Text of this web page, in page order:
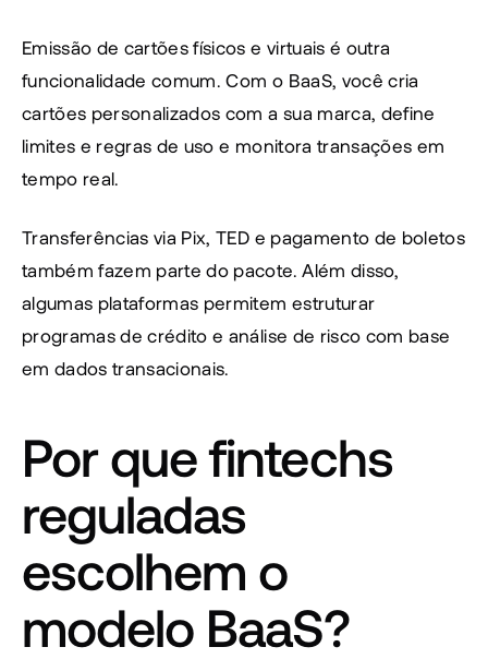
Emissão de cartões físicos e virtuais é outra
funcionalidade comum. Com o BaaS, você cria
cartões personalizados com a sua marca, define
limites e regras de uso e monitora transações em
tempo real.
Transferências via Pix, TED e pagamento de boletos
também fazem parte do pacote. Além disso,
algumas plataformas permitem estruturar
programas de crédito e análise de risco com base
em dados transacionais.
Por que fintechs
reguladas
escolhem o
modelo BaaS?